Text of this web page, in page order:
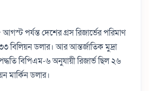
পর্যন্ত দেশের গ্রস রিজার্ভের পরিমাণ
বিলিয়ন ডলার। আর আন্তর্জাতিক মুদ্রা
বিপিএম-৬ অনুযায়ী রিজার্ভ ছিল ২৬
মার্কিন ডলার।